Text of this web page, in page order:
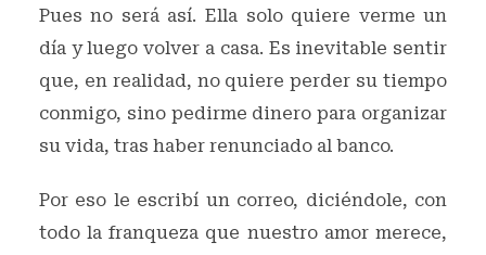
Pues no será así. Ella solo quiere verme un
día y luego volver a casa. Es inevitable sentir
que, en realidad, no quiere perder su tiempo
conmigo, sino pedirme dinero para organizar
su vida, tras haber renunciado al banco.
Por eso le escribí un correo, diciéndole, con
todo la franqueza que nuestro amor merece,